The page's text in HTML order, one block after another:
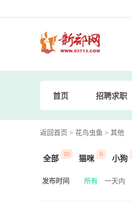
首页 招聘求职
返回首页 > 花鸟虫鱼 > 其他
全部
(2)
猫咪
()
小狗
发布时间 所有 一天内